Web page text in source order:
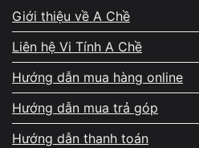
bluetooth trên laptop
Dù không thể loại bỏ
giảm đáng kểtình
tai nghe bluetooth laptop bị trễ
sau.
Giới thiệu về A Chề
Liên hệ Vi Tính A Chề
Hướng dẫn mua hàng online
Hướng dẫn mua trả góp
Hướng dẫn thanh toán